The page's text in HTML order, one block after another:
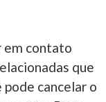
em contato
que
cancelar o